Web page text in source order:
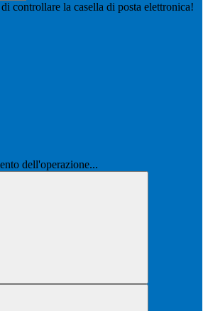
controllare la casella di posta elettronica!
dell'operazione...